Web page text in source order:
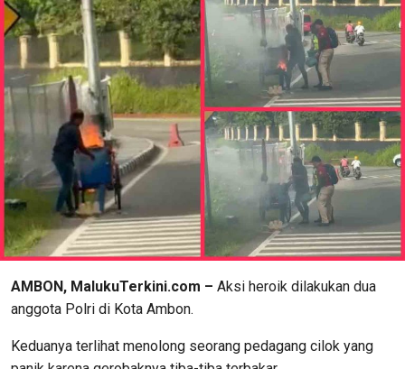
AMBON, MalukuTerkini.com – Aksi heroik dilakukan dua
anggota Polri di Kota Ambon.
Keduanya terlihat menolong seorang pedagang cilok yang